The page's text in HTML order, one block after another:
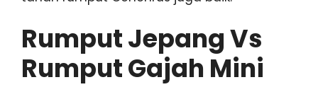
Rumput Jepang Vs
Rumput Gajah Mini